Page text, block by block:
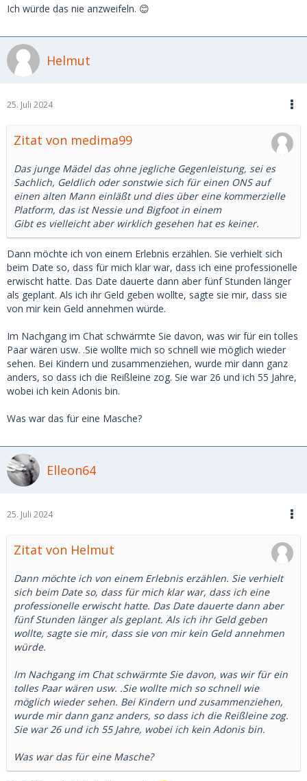
Ich würde das nie anzweifeln. 😊
Helmut
25. Juli 2024
Zitat von medima99
Das junge Mädel das ohne jegliche Gegenleistung, sei es
Sachlich, Geldlich oder sonstwie sich für einen ONS auf
einen alten Mann einläßt und dies über eine kommerzielle
Platform, das ist Nessie und Bigfoot in einem
Gibt es vielleicht aber wirklich gesehen hat es keiner.
Dann möchte ich von einem Erlebnis erzählen. Sie verhielt sich
beim Date so, dass für mich klar war, dass ich eine professionelle
erwischt hatte. Das Date dauerte dann aber fünf Stunden länger
als geplant. Als ich ihr Geld geben wollte, sagte sie mir, dass sie
von mir kein Geld annehmen würde.
Im Nachgang im Chat schwärmte Sie davon, was wir für ein tolles
Paar wären usw. .Sie wollte mich so schnell wie möglich wieder
sehen. Bei Kindern und zusammenziehen, wurde mir dann ganz
anders, so dass ich die Reißleine zog. Sie war 26 und ich 55 Jahre,
wobei ich kein Adonis bin.
Was war das für eine Masche?
Elleon64
25. Juli 2024
Zitat von Helmut
Dann möchte ich von einem Erlebnis erzählen. Sie verhielt
sich beim Date so, dass für mich klar war, dass ich eine
professionelle erwischt hatte. Das Date dauerte dann aber
fünf Stunden länger als geplant. Als ich ihr Geld geben
wollte, sagte sie mir, dass sie von mir kein Geld annehmen
würde.
Im Nachgang im Chat schwärmte Sie davon, was wir für ein
tolles Paar wären usw. .Sie wollte mich so schnell wie
möglich wieder sehen. Bei Kindern und zusammenziehen,
wurde mir dann ganz anders, so dass ich die Reißleine zog.
Sie war 26 und ich 55 Jahre, wobei ich kein Adonis bin.
Was war das für eine Masche?